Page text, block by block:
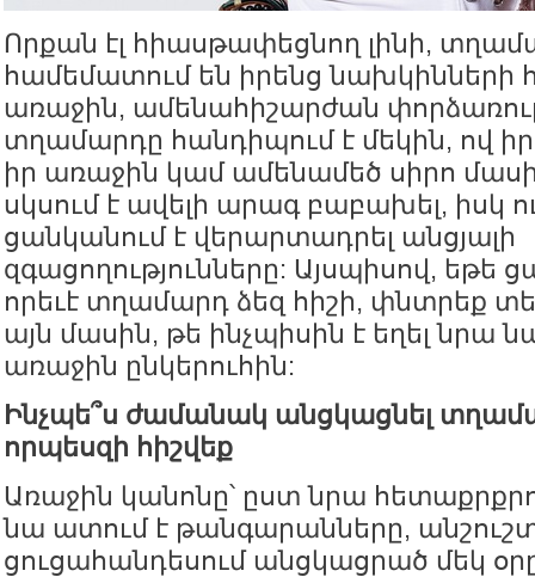
Որքան էլ հիասթափեցնող լինի,
համեմատում են իրենց նախկինների
առաջին, ամենահիշարժան
տղամարդը հանդիպում է մեկին, ով
իր առաջին կամ ամենամեծ սիրո
սկսում է ավելի արագ բաբախել, իսկ
ցանկանում է վերարտադրել անցյալի
զգացողությունները: Այսպիսով, եթե
որեւէ տղամարդ ձեզ հիշի, փնտրեք
այն մասին, թե ինչպիսին է եղել նրա
առաջին ընկերուհին:
Ինչպե՞ս ժամանակ անցկացնել
որպեսզի հիշվեք
Առաջին կանոնը՝ ըստ նրա
նա ատում է թանգարանները,
ցուցահանդեսում անցկացրած մեկ